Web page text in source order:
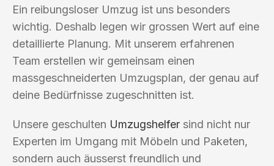
Ein reibungsloser Umzug ist uns besonders
wichtig. Deshalb legen wir grossen Wert auf eine
detaillierte Planung. Mit unserem erfahrenen
Team erstellen wir gemeinsam einen
massgeschneiderten Umzugsplan, der genau auf
deine Bedürfnisse zugeschnitten ist.
Unsere geschulten Umzugshelfer sind nicht nur
Experten im Umgang mit Möbeln und Paketen,
sondern auch äusserst freundlich und